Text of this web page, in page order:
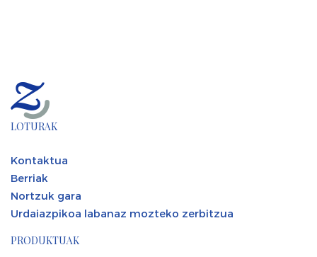
LOTURAK
Kontaktua
Berriak
Nortzuk gara
Urdaiazpikoa labanaz mozteko zerbitzua
PRODUKTUAK